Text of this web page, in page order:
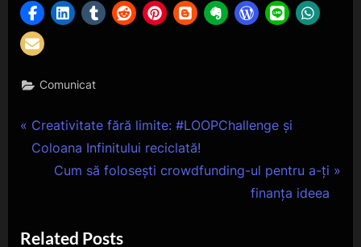
Comunicat
Navigare
P
r
o
Creativitate fără limite: #LOOPChallenge și
Coloana Infinitului reciclată!
N
t
Cum să folosești crowdfunding-ul pentru a-ți
finanța ideea
Related Posts